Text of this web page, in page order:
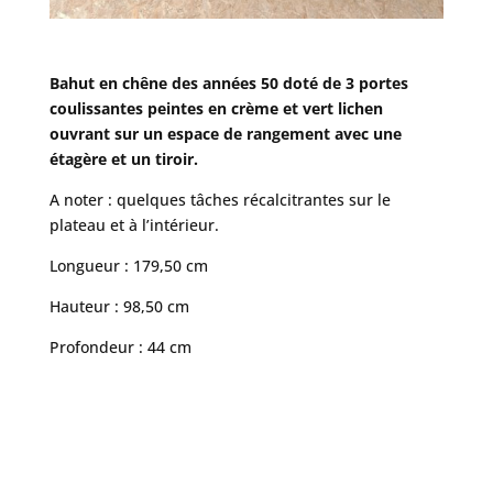
Bahut en chêne des années 50 doté de 3 portes
coulissantes peintes en crème et vert lichen
ouvrant sur un espace de rangement avec une
étagère et un tiroir.
A noter : quelques tâches récalcitrantes sur le
plateau et à l’intérieur.
Longueur : 179,50 cm
Hauteur : 98,50 cm
Profondeur : 44 cm